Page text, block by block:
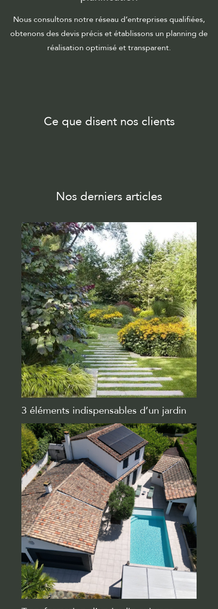
Nous consultons notre réseau d’entreprises qualifiées,
obtenons des devis précis et établissons un planning de
réalisation optimisé et transparent.
Ce que disent nos clients
Nos derniers articles
3 éléments indispensables d’un jardin